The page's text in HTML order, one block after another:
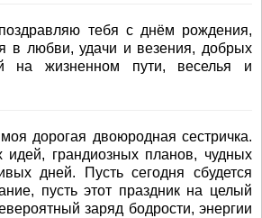
тебя с днём рождения,
в любви, удачи и везения, добрых
на жизненном пути, веселья и
дорогая двоюродная сестричка.
грандиозных планов, чудных
дней. Пусть сегодня сбудется
пусть этот праздник на целый
заряд бодрости, энергии